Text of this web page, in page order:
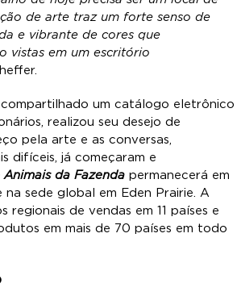
de arte traz um forte senso de
e vibrante de cores que
vistas em um escritório
compartilhado um catálogo eletrônico
realizou seu desejo de
pela arte e as conversas,
difíceis, já começaram e
Animais da Fazenda permanecerá em
sede global em Eden Prairie. A
regionais de vendas em 11 países e
em mais de 70 países em todo